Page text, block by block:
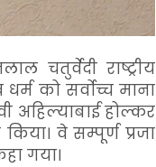
चतुर्वेदी राष्ट्रीय
को सर्वोच्च माना
अहिल्याबाई होल्कर
वे सम्पूर्ण प्रजा
गया।